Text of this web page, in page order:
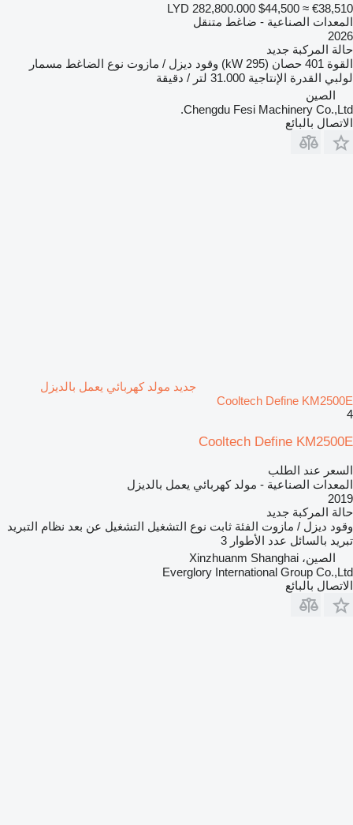
LYD 282,800.000 $44,500 ≈ €38,510
المعدات الصناعية - ضاغط متنقل
2026
حالة المركبة جديد
القوة 401 حصان (295 kW) وقود ديزل / مازوت نوع الضاغط مسمار
لولبي القدرة الإنتاجية 31.000 لتر / دقيقة
الصين
Chengdu Fesi Machinery Co.,Ltd.
الاتصال بالبائع
جديد مولد كهربائي يعمل بالديزل
Cooltech Define KM2500E
4
Cooltech Define KM2500E
السعر عند الطلب
المعدات الصناعية - مولد كهربائي يعمل بالديزل
2019
حالة المركبة جديد
وقود ديزل / مازوت الفئة ثابت نوع التشغيل التشغيل عن بعد نظام التبريد
تبريد بالسائل عدد الأطوار 3
الصين، Xinzhuanm Shanghai
Everglory International Group Co.,Ltd
الاتصال بالبائع